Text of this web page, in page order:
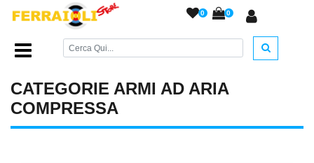
0 0
Home Page/ARMI AD ARIA COMPRESSA/
CATEGORIE ARMI AD ARIA
COMPRESSA